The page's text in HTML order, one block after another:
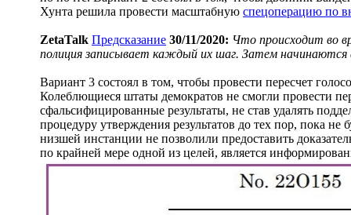
Хунта решила провести масштабную спецоперацию по
ZetaTalk Предсказание 30/11/2020: Что происходит во
полиция записывает каждый их шаг. Затем
Вариант 3 состоял в том, чтобы провести пересчет
Колеблющиеся штаты демократов не смогли провести
сфальсифицированные результаты, не став удалять
процедуру утверждения результатов до тех пор, пока
низшей инстанции не позволили предоставить
по крайней мере одной из целей, является